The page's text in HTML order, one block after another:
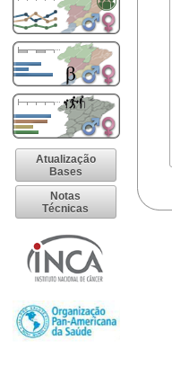
Atualização
Bases
Notas
Técnicas